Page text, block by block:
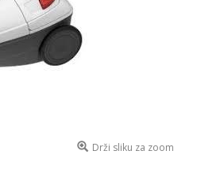
Drži sliku za zoom